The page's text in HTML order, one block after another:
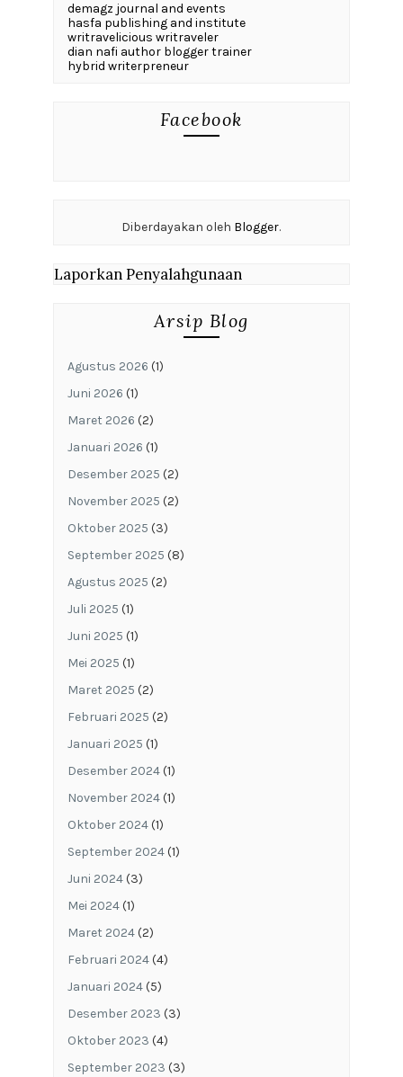
demagz journal and events
hasfa publishing and institute
writravelicious writraveler
dian nafi author blogger trainer
hybrid writerpreneur
Facebook
Diberdayakan oleh Blogger.
Laporkan Penyalahgunaan
Arsip Blog
Agustus 2026 (1)
Juni 2026 (1)
Maret 2026 (2)
Januari 2026 (1)
Desember 2025 (2)
November 2025 (2)
Oktober 2025 (3)
September 2025 (8)
Agustus 2025 (2)
Juli 2025 (1)
Juni 2025 (1)
Mei 2025 (1)
Maret 2025 (2)
Februari 2025 (2)
Januari 2025 (1)
Desember 2024(1)
November 2024(1)
Oktober 2024(1)
September 2024(1)
Juni 2024(3)
Mei 2024(1)
Maret 2024(2)
Februari 2024(4)
Januari 2024(5)
Desember 2023 (3)
Oktober 2023 (4)
September 2023 (3)